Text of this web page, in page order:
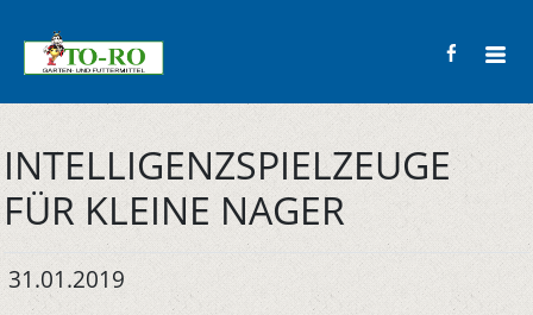
INTELLIGENZSPIELZEUGE
FÜR KLEINE NAGER
31.01.2019